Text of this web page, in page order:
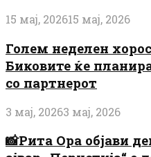
15 мај, 202615 мај, 2026
Голем неделен
Биковите ќе
со партнерот
3 мај, 20263 мај, 2026
📸Рита Ора објави